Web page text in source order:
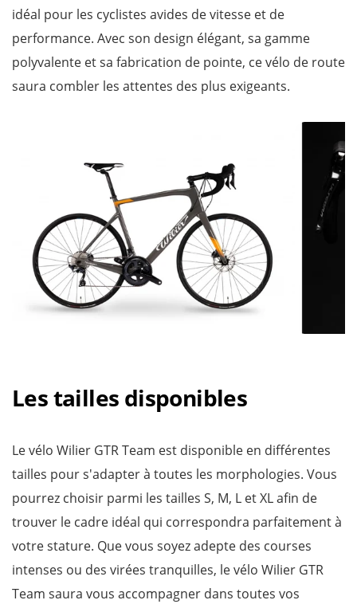
idéal pour les cyclistes avides de vitesse et de
performance. Avec son design élégant, sa gamme
polyvalente et sa fabrication de pointe, ce vélo de route
saura combler les attentes des plus exigeants.
Les tailles disponibles
Le vélo Wilier GTR Team est disponible en différentes
tailles pour s'adapter à toutes les morphologies. Vous
pourrez choisir parmi les tailles S, M, L et XL afin de
trouver le cadre idéal qui correspondra parfaitement à
votre stature. Que vous soyez adepte des courses
intenses ou des virées tranquilles, le vélo Wilier GTR
Team saura vous accompagner dans toutes vos